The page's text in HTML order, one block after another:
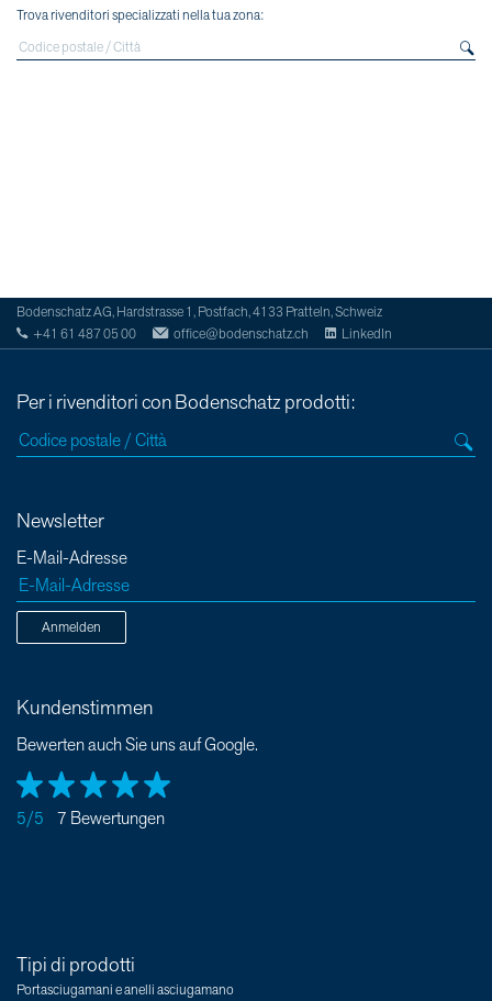
Trova rivenditori specializzati nella tua zona:
Bodenschatz AG, Hardstrasse 1, Postfach, 4133 Pratteln, Schweiz
+41 61 487 05 00
office@bodenschatz.ch LinkedIn
Per i rivenditori con Bodenschatz prodotti:
Newsletter
E-Mail-Adresse
Anmelden
Kundenstimmen
Bewerten auch Sie uns auf Google.
5/5 7 Bewertungen
Tipi di prodotti
Portasciugamani e anelli asciugamano